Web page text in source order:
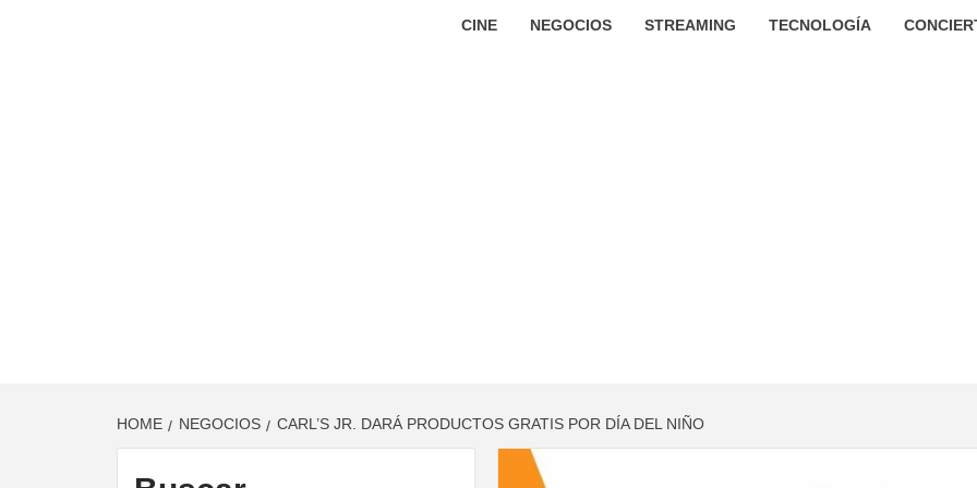
CINE NEGOCIOS STREAMING TECNOLOGÍA
HOME NEGOCIOS CARL’S JR. DARÁ PRODUCTOS GRATIS POR DÍA DEL NIÑO